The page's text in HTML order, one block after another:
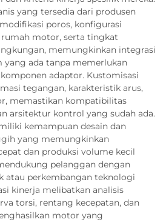
yang tersedia dari produsen
poros, konfigurasi
motor, serta tingkat
memungkinkan integrasi
yang ada tanpa memerlukan
adaptor. Kustomisasi
tegangan, karakteristik arus,
memastikan kompatibilitas
arsitektur kontrol yang sudah ada.
kemampuan desain dan
yang memungkinkan
dan produksi volume kecil
pelanggan dengan
atau perkembangan teknologi
kinerja melibatkan analisis
torsi, rentang kecepatan, dan
motor yang